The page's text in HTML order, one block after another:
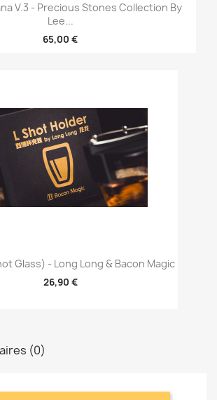
V.3 - Precious Stones Collection By
Lee...
65,00 €
Glass) - Long Long & Bacon Magic
26,90 €
(0)